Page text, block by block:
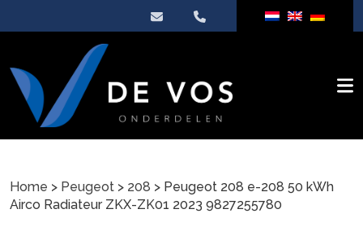
Home > Peugeot > 208 > Peugeot 208 e-208 50 kWh
Airco Radiateur ZKX-ZK01 2023 9827255780